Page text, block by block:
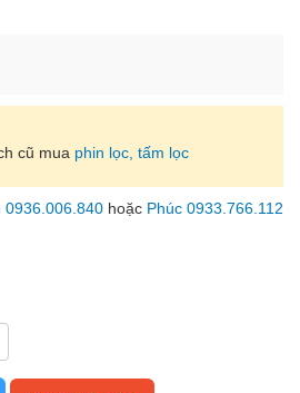
cũ mua phin lọc, tấm lọc
0936.006.840 hoặc Phúc 0933.766.112